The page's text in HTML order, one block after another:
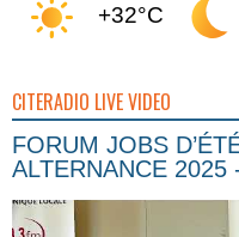
+32°C
CITERADIO LIVE VIDEO
FORUM JOBS
ALTERNANCE 2025